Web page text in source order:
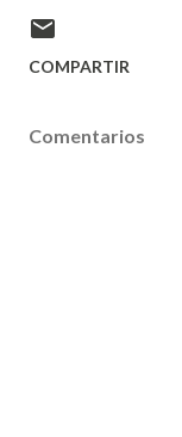
COMPARTIR
Comentarios